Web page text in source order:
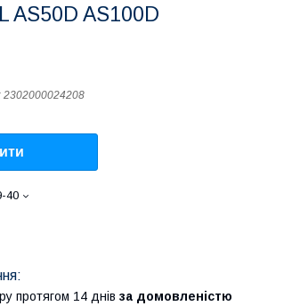
AS50D AS100D
2302000024208
40
протягом 14 днів за домовленістю